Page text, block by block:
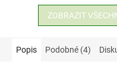
ZOBRAZIT
Popis Podobné (4)